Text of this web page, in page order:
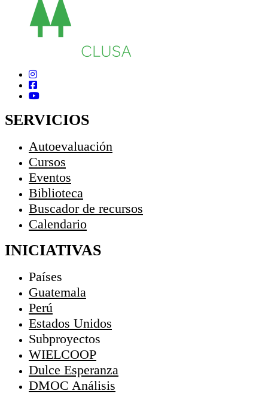
SERVICIOS
Autoevaluación
Cursos
Eventos
Biblioteca
Buscador de recursos
Calendario
INICIATIVAS
Países
Guatemala
Perú
Estados Unidos
Subproyectos
WIELCOOP
Dulce Esperanza
DMOC Análisis